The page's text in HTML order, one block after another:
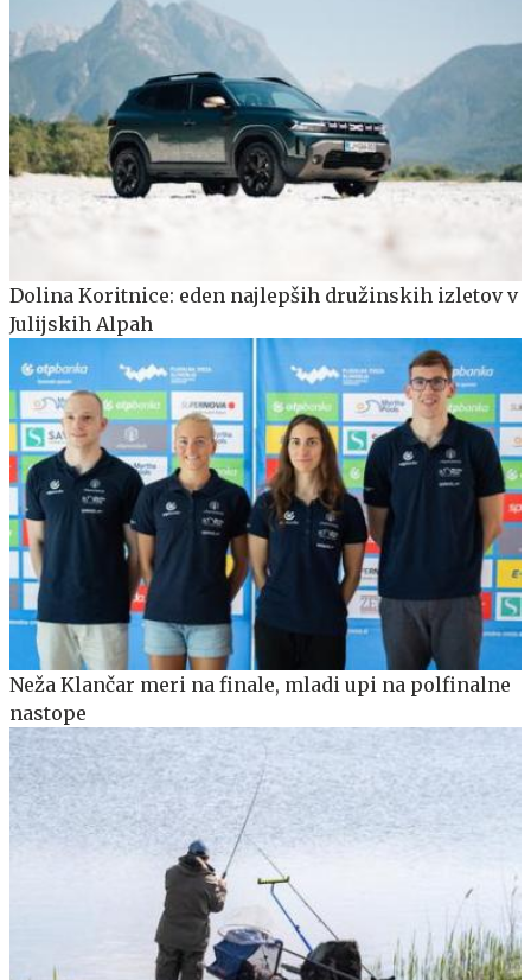
Dolina Koritnice: eden najlepših družinskih izletov v
Julijskih Alpah
Neža Klančar meri na finale, mladi upi na polfinalne
nastope